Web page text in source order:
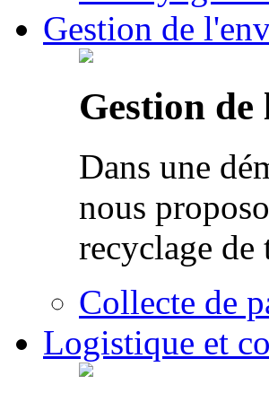
Gestion de
Gestion
Dans une
nous
recyclage de
Collecte de
Logistique et